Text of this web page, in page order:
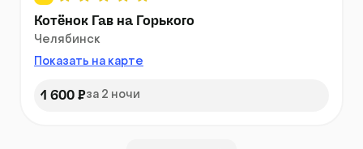
Котёнок Гав на Горького
Челябинск
Показать на карте
1 600 ₽за 2 ночи